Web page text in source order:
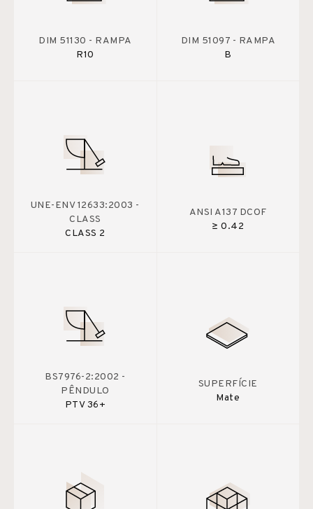
DIM 51130 - RAMPA
R10
DIM 51097 - RAMPA
B
UNE-ENV 12633:2003 -
CLASS
CLASS 2
ANSI A137 DCOF
≥ 0.42
BS7976-2:2002 -
PÊNDULO
PTV 36+
SUPERFÍCIE
Mate